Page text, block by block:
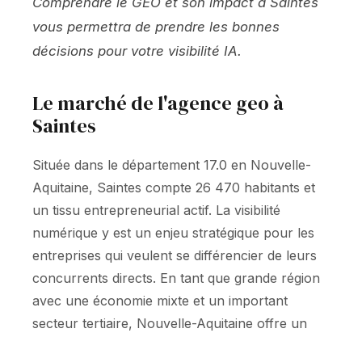
vous permettra de prendre les bonnes
décisions pour votre visibilité IA.
Le marché de l'agence geo à
Saintes
Située dans le département 17.0 en Nouvelle-
Aquitaine, Saintes compte 26 470 habitants et
un tissu entrepreneurial actif. La visibilité
numérique y est un enjeu stratégique pour les
entreprises qui veulent se différencier de leurs
concurrents directs. En tant que grande région
avec une économie mixte et un important
secteur tertiaire, Nouvelle-Aquitaine offre un